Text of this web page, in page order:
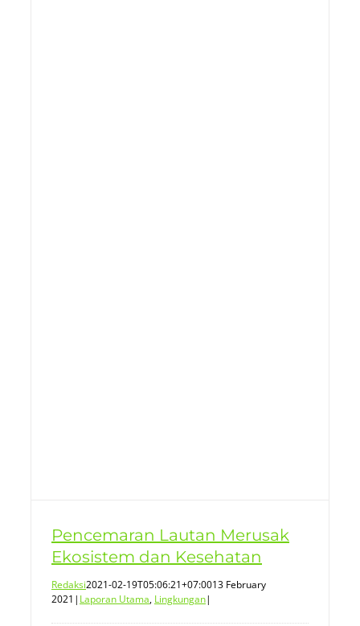
Pencemaran Lautan Merusak
Ekosistem dan Kesehatan
Redaksi2021-02-19T05:06:21+07:0013 February
2021 | Laporan Utama, Lingkungan|